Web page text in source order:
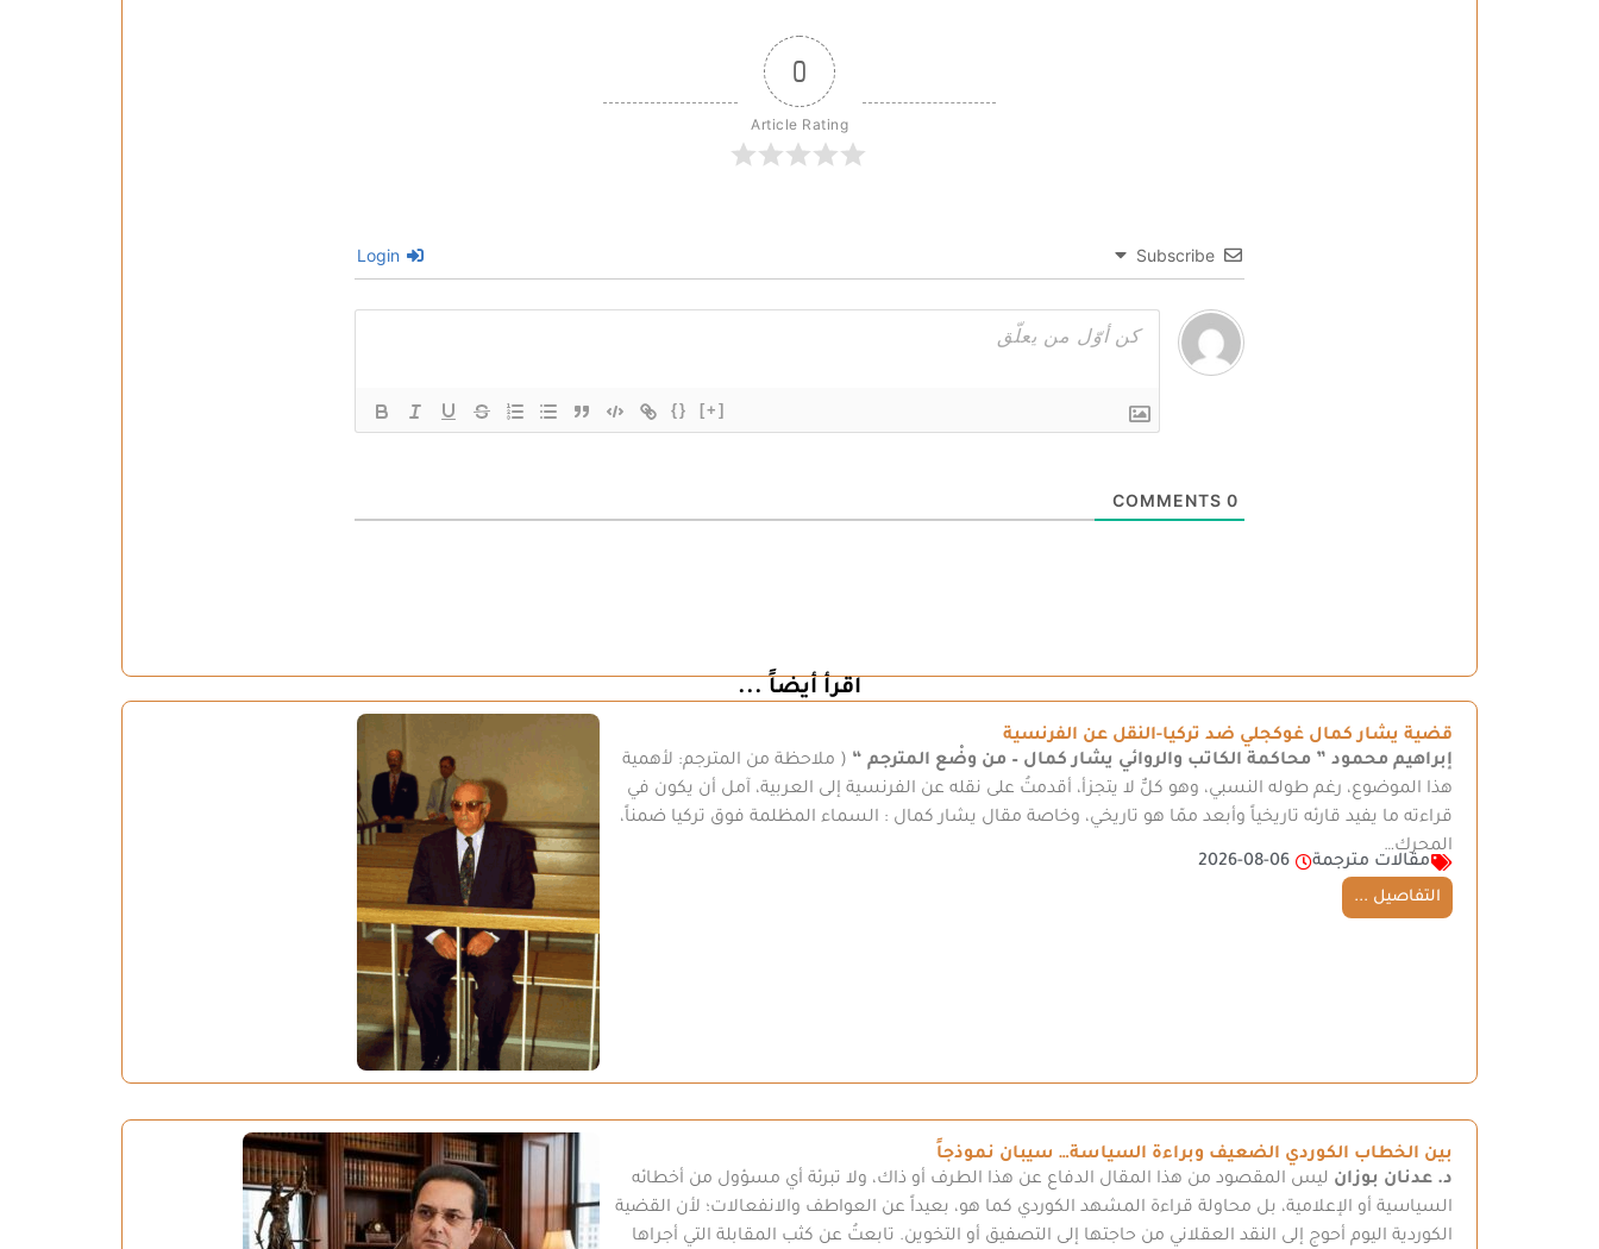
0
Article Rating
Subscribe
{} [+]
0
اقرأ أيضاً ...
قضية يشار كمال غوكجلي ضد تركيا-النقل عن الفرنسية
إبراهيم محمود ” محاكمة الكاتب والروائي يشار كمال – من وضْع المترجم “ ( ملاحظة من المترجم: لأهمية
هذا الموضوع، رغم طوله النسبي، وهو كلٌّ لا يتجزأ، أقدمتُ على نقله عن الفرنسية إلى العربية، آمل أن يكون في
قراءته ما يفيد قارئه تاريخياً وأبعد ممّا هو تاريخي، وخاصة مقال يشار كمال : السماء المظلمة فوق تركيا ضمناً،
المحرك…
مقالات مترجمة
2026-08-06
التفاصيل ...
بين الخطاب الكوردي الضعيف وبراءة السياسة… سيبان نموذجاً
د. عدنان بوزان ليس المقصود من هذا المقال الدفاع عن هذا الطرف أو ذاك، ولا تبرئة أي مسؤول من أخطائه
السياسية أو الإعلامية، بل محاولة قراءة المشهد الكوردي كما هو، بعيداً عن العواطف والانفعالات؛ لأن القضية
الكوردية اليوم أحوج إلى النقد العقلاني من حاجتها إلى التصفيق أو التخوين. تابعتُ عن كثب المقابلة التي أجراها